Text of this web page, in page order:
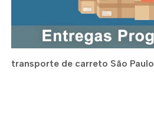
transporte de carreto São Paulo